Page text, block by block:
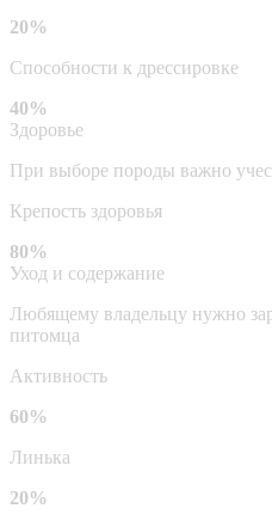
20%
Способности к дрессировке
40%
Здоровье
При выборе породы важно
Крепость здоровья
80%
Уход и содержание
Любящему владельцу нужно
питомца
Активность
60%
Линька
20%